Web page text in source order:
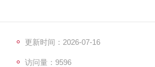
免炉体内部胶体对差热信号的污染。
更新时间：2026-07-16
访问量：9596